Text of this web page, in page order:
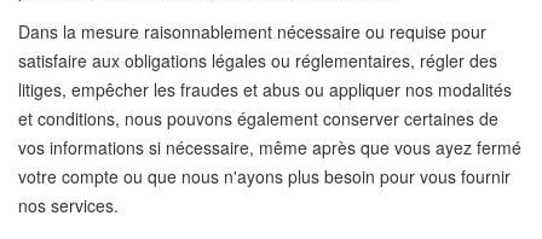
Dans la mesure raisonnablement nécessaire ou requise pour
satisfaire aux obligations légales ou réglementaires, régler des
litiges, empêcher les fraudes et abus ou appliquer nos modalités
et conditions, nous pouvons également conserver certaines de
vos informations si nécessaire, même après que vous ayez fermé
votre compte ou que nous n'ayons plus besoin pour vous fournir
nos services.